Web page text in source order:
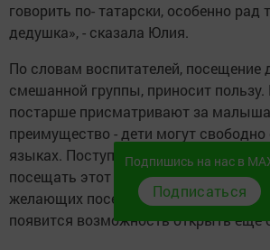
говорить по- татарски, особенно рад
дедушка», - сказала Юлия.
По словам воспитате­лей, посещение
смешанной группы, при­носит пользу.
постарше присматривают за
преимущество - дети мо­гут
языках. Поступи­ло ещё два
посещать этот детсад. Если
желающих посещать
по­явится возможность от­крыть ещё
Подпишись на нас в
Подписаться